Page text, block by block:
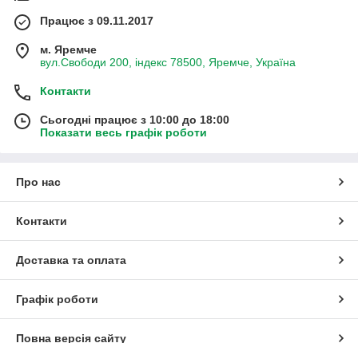
Працює з 09.11.2017
м. Яремче
вул.Свободи 200, індекс 78500, Яремче, Україна
Контакти
Сьогодні працює з 10:00 до 18:00
Показати весь графік роботи
Про нас
Контакти
Доставка та оплата
Графік роботи
Повна версія сайту